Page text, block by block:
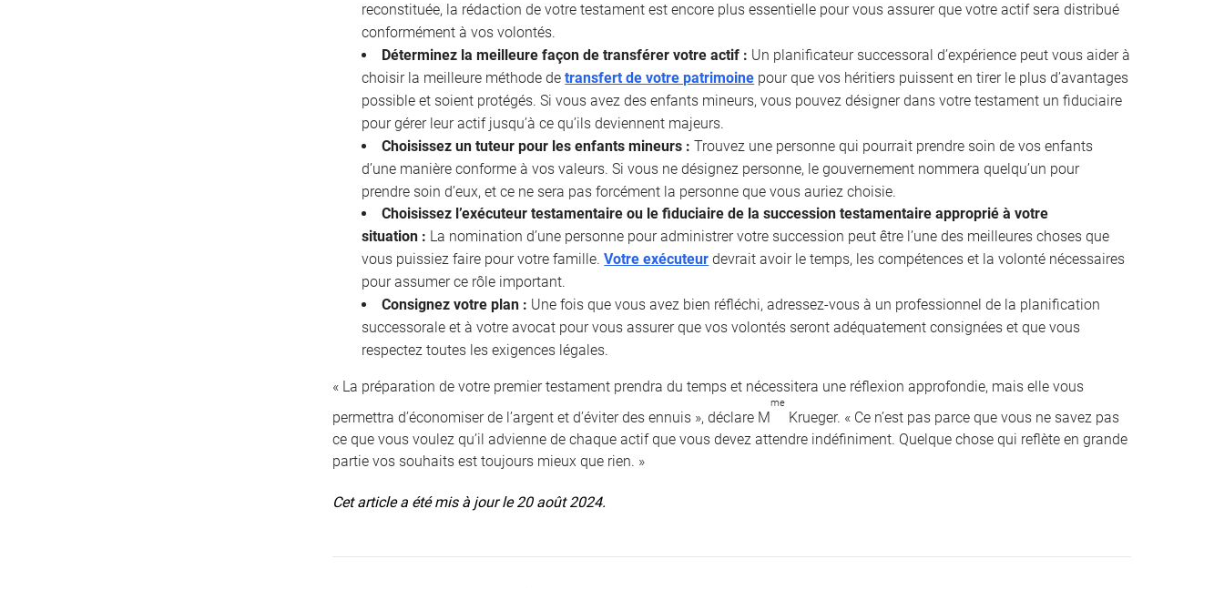
reconstituée, la rédaction de votre testament est encore plus essentielle pour vous assurer que votre actif sera distribué
conformément à vos volontés.
Déterminez la meilleure façon de transférer votre actif : Un planificateur successoral d’expérience peut vous aider à
choisir la meilleure méthode detransfert de votre patrimoine pour que vos héritiers puissent en tirer le plus d’avantages
possible et soient protégés. Si vous avez des enfants mineurs, vous pouvez désigner dans votre testament un fiduciaire
pour gérer leur actif jusqu’à ce qu’ils deviennent majeurs.
Choisissez un tuteur pour les enfants mineurs : Trouvez une personne qui pourrait prendre soin de vos enfants
d’une manière conforme à vos valeurs. Si vous ne désignez personne, le gouvernement nommera quelqu’un pour
prendre soin d’eux, et ce ne sera pas forcément la personne que vous auriez choisie.
Choisissez l’exécuteur testamentaire ou le fiduciaire de la succession testamentaire approprié à votre
situation : La nomination d’une personne pour administrer votre succession peut être l’une des meilleures choses que
vous puissiez faire pour votre famille.Votre exécuteur devrait avoir le temps, les compétences et la volonté nécessaires
pour assumer ce rôle important.
Consignez votre plan : Une fois que vous avez bien réfléchi, adressez-vous à un professionnel de la planification
successorale et à votre avocat pour vous assurer que vos volontés seront adéquatement consignées et que vous
respectez toutes les exigences légales.
« La préparation de votre premier testament prendra du temps et nécessitera une réflexion approfondie, mais elle vous
permettra d’économiser de l’argent et d’éviter des ennuis », déclare M
me
Krueger. « Ce n’est pas parce que vous ne savez pas
ce que vous voulez qu’il advienne de chaque actif que vous devez attendre indéfiniment. Quelque chose qui reflète en grande
partie vos souhaits est toujours mieux que rien. »
Cet article a été mis à jour le 20 août 2024.